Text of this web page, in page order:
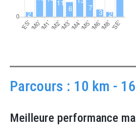
Parcours : 10 km -
Meilleure performance